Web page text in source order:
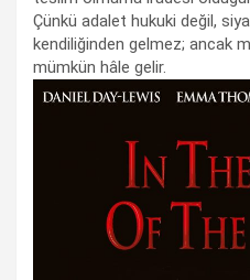
Çünkü adalet hukuki değil,
kendiliğinden gelmez; ancak
mümkün hâle gelir.